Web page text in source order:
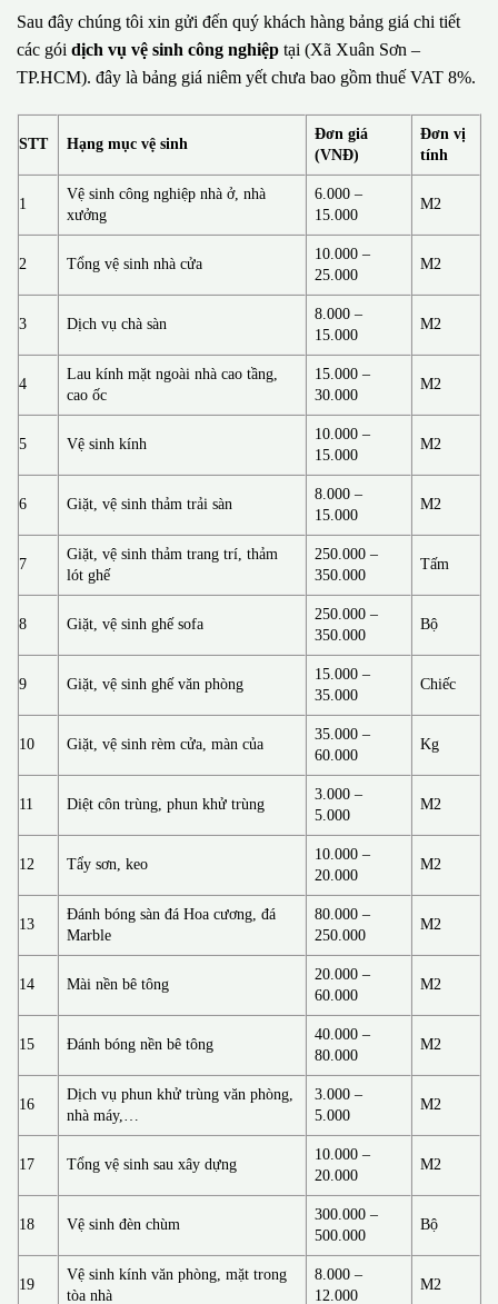
Sau đây chúng tôi xin gửi đến quý khách hàng bảng giá chi tiết
các gói dịch vụ vệ sinh công nghiệp tại (Xã Xuân Sơn –
TP.HCM). đây là bảng giá niêm yết chưa bao gồm thuế VAT 8%.
STT Hạng mục vệ sinh
Đơn giá
(VNĐ)
Đơn vị
tính
1
Vệ sinh công nghiệp nhà ở, nhà
xưởng
6.000 –
15.000
M2
2 Tổng vệ sinh nhà cửa
10.000 –
25.000
M2
3 Dịch vụ chà sàn
8.000 –
15.000
M2
4
Lau kính mặt ngoài nhà cao tầng,
cao ốc
15.000 –
30.000
M2
5 Vệ sinh kính
10.000 –
15.000
M2
6 Giặt, vệ sinh thảm trải sàn
8.000 –
15.000
M2
7
Giặt, vệ sinh thảm trang trí, thảm
lót ghế
250.000 –
350.000
Tấm
8 Giặt, vệ sinh ghế sofa
250.000 –
350.000
Bộ
9 Giặt, vệ sinh ghế văn phòng
15.000 –
35.000
Chiếc
10 Giặt, vệ sinh rèm cửa, màn của
35.000 –
60.000
Kg
11 Diệt côn trùng, phun khử trùng
3.000 –
5.000
M2
12 Tẩy sơn, keo
10.000 –
20.000
M2
13
Đánh bóng sàn đá Hoa cương, đá
Marble
80.000 –
250.000
M2
14 Mài nền bê tông
20.000 –
60.000
M2
15 Đánh bóng nền bê tông
40.000 –
80.000
M2
16
Dịch vụ phun khử trùng văn phòng,
nhà máy,…
3.000 –
5.000
M2
17 Tổng vệ sinh sau xây dựng
10.000 –
20.000
M2
18 Vệ sinh đèn chùm
300.000 –
500.000
Bộ
19
Vệ sinh kính văn phòng, mặt trong
tòa nhà
8.000 –
12.000
M2